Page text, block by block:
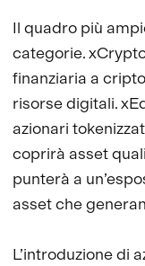
Il quadro più
categorie.
finanziaria a
risorse digitali.
azionari
coprirà asset
punterà a
asset che
L’introduzione di